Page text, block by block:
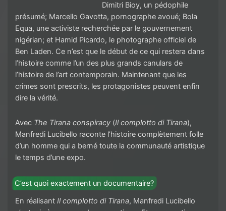
Dimitri Bioy, un pédophile
présumé; Marcello Gavotta, pornographe avoué; Bola
Equa, une activiste recherchée par le gouvernement
nigérian; et Hamid Picardo, le photographe officiel de
Ben Laden. Ce n’est que le début de ce qui restera dans
l’histoire comme l’un des plus grands canulars de
l’histoire de l’art contemporain. Maintenant que les
crimes sont prescrits, les protagonistes peuvent enfin
dire la vérité.
Avec The Tirana conspiracy (Il complotto di Tirana),
Manfredi Lucibello raconte l’histoire complètement folle
d’un homme qui a berné toute la communauté artistique
le temps d’une expo.
C’est quoi exactement un documentaire?
En réalisant Il complotto di Tirana, Manfredi Lucibello